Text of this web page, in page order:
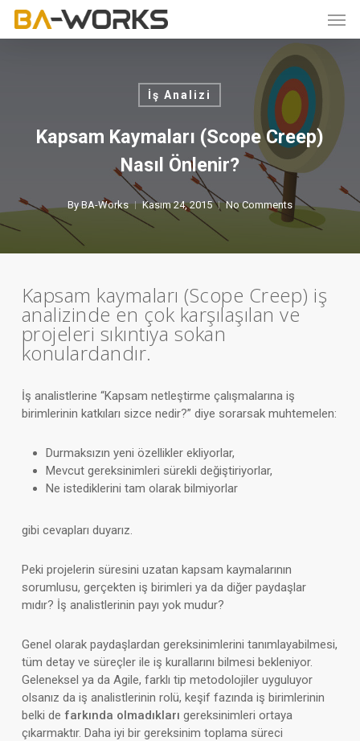
Skip
main
İş Analizi
Kapsam Kaymaları (Scope Creep)
Nasıl Önlenir?
By BA-Works Kasım 24, 2015 No Comments
Kapsam kaymaları (Scope Creep) iş
analizinde en çok karşılaşılan ve
projeleri sıkıntıya sokan
konulardandır.
İş analistlerine “Kapsam netleştirme çalışmalarına iş
birimlerinin katkıları sizce nedir?” diye sorarsak muhtemelen:
Durmaksızın yeni özellikler ekliyorlar,
Mevcut gereksinimleri sürekli değiştiriyorlar,
Ne istediklerini tam olarak bilmiyorlar
gibi cevapları duyarız.
Peki projelerin süresini uzatan kapsam kaymalarının
sorumlusu, gerçekten iş birimleri ya da diğer paydaşlar
mıdır? İş analistlerinin payı yok mudur?
Genel olarak paydaşlardan gereksinimlerini tanımlayabilmesi,
tüm detay ve süreçler ile iş kurallarını bilmesi bekleniyor.
Geleneksel ya da Agile, farklı tip metodolojiler uyguluyor
olsanız da iş analistlerinin rolü, keşif fazında iş birimlerinin
belki de farkında olmadıkları gereksinimleri ortaya
çıkarmaktır. Daha iyi bir gereksinim toplama süreci